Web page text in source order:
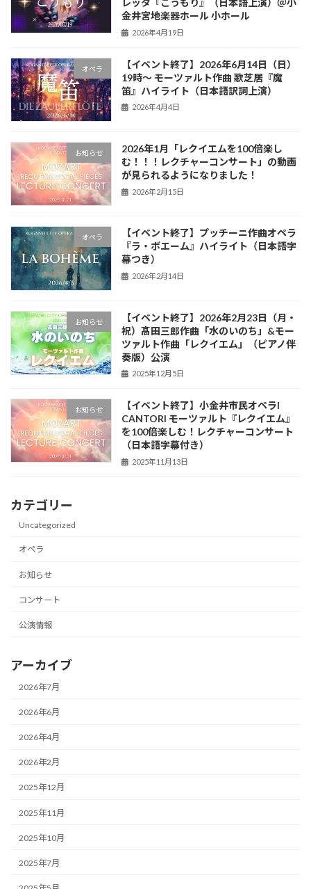
レッタ『こうもり』（日本語上演）＠小
金井宮地楽器ホール 小ホール
2026年4月19日
オペラ
【イベント終了】2026年6月14日（日）
19時〜 モーツァルト作曲 歌芝居『魔
笛』ハイライト（日本語訳詞上演）
2026年4月4日
お知らせ
2026年1月「レクイエムを100倍楽し
む！！！レクチャーコンサート」の動画
が見られるようになりました！
2026年2月15日
オペラ
【イベント終了】プッチーニ作曲オペラ
『ラ・ボエーム』ハイライト（日本語字
幕つき）
2026年2月14日
お知らせ
【イベント終了】2026年2月23日（月・
祝）髙田三郎作曲「水のいのち」&モー
ツァルト作曲「レクイエム」（ピアノ伴
奏版）公演
2025年12月5日
お知らせ
【イベント終了】小金井市民オペラI
CANTORI モーツァルト『レクイエム』
を100倍楽しむ！レクチャーコンサート
（日本語字幕付き）
2025年11月13日
カテゴリー
Uncategorized
オペラ
お知らせ
コンサート
公演情報
アーカイブ
2026年7月
2026年6月
2026年4月
2026年2月
2025年12月
2025年11月
2025年10月
2025年7月